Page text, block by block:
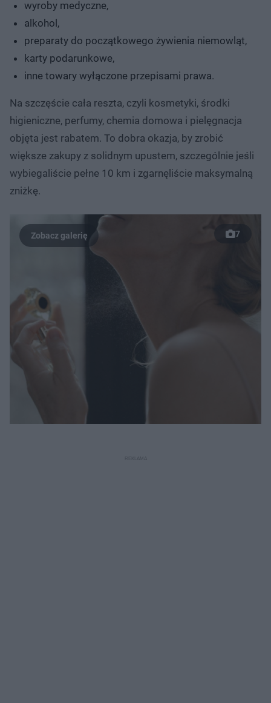
wyroby medyczne,
alkohol,
preparaty do początkowego żywienia niemowląt,
karty podarunkowe,
inne towary wyłączone przepisami prawa.
Na szczęście cała reszta, czyli kosmetyki, środki
higieniczne, perfumy, chemia domowa i pielęgnacja
objęta jest rabatem. To dobra okazja, by zrobić
większe zakupy z solidnym upustem, szczególnie jeśli
wybiegaliście pełne 10 km i zgarnęliście maksymalną
zniżkę.
7